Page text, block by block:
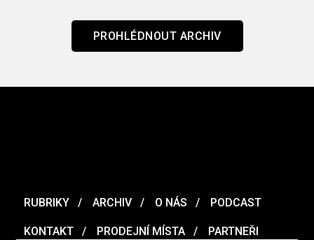
PROHLÉDNOUT ARCHIV
RUBRIKY ARCHIV O NÁS PODCAST
KONTAKT PRODEJNÍ MÍSTA PARTNEŘI